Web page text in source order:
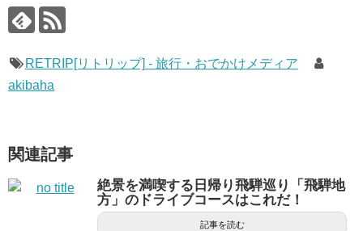
RETRIP[リトリップ] - 旅行・おでかけメディア
akibaha
関連記事
絶景を満喫する日帰り飛騨巡り「飛騨地
方」のドライブコースはこれだ！
記事を読む